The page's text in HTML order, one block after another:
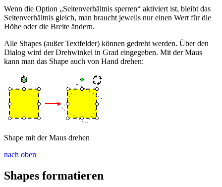
Wenn die Option „Seitenverhältnis sperren“ aktiviert ist, bleibt das
Seitenverhältnis gleich, man braucht jeweils nur einen Wert für die
Höhe oder die Breite ändern.
Alle Shapes (außer Textfelder) können gedreht werden. Über den
Dialog wird der Drehwinkel in Grad eingegeben. Mit der Maus
kann man das Shape auch von Hand drehen:
Shape mit der Maus drehen
nach oben
Shapes formatieren